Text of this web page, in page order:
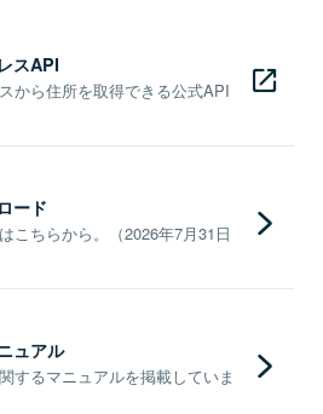
スAPI
から住所を取得できる公式API
ード
こちらから。（2026年7月31日
ュアル
するマニュアルを掲載していま